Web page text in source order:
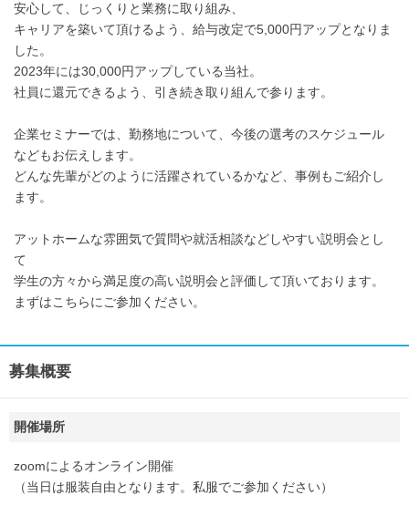
安心して、じっくりと業務に取り組み、
キャリアを築いて頂けるよう、給与改定で5,000円アップとなりま
した。
2023年には30,000円アップしている当社。
社員に還元できるよう、引き続き取り組んで参ります。
企業セミナーでは、勤務地について、今後の選考のスケジュール
などもお伝えします。
どんな先輩がどのように活躍されているかなど、事例もご紹介し
ます。
アットホームな雰囲気で質問や就活相談などしやすい説明会とし
て
学生の方々から満足度の高い説明会と評価して頂いております。
まずはこちらにご参加ください。
募集概要
開催場所
zoomによるオンライン開催
（当日は服装自由となります。私服でご参加ください）